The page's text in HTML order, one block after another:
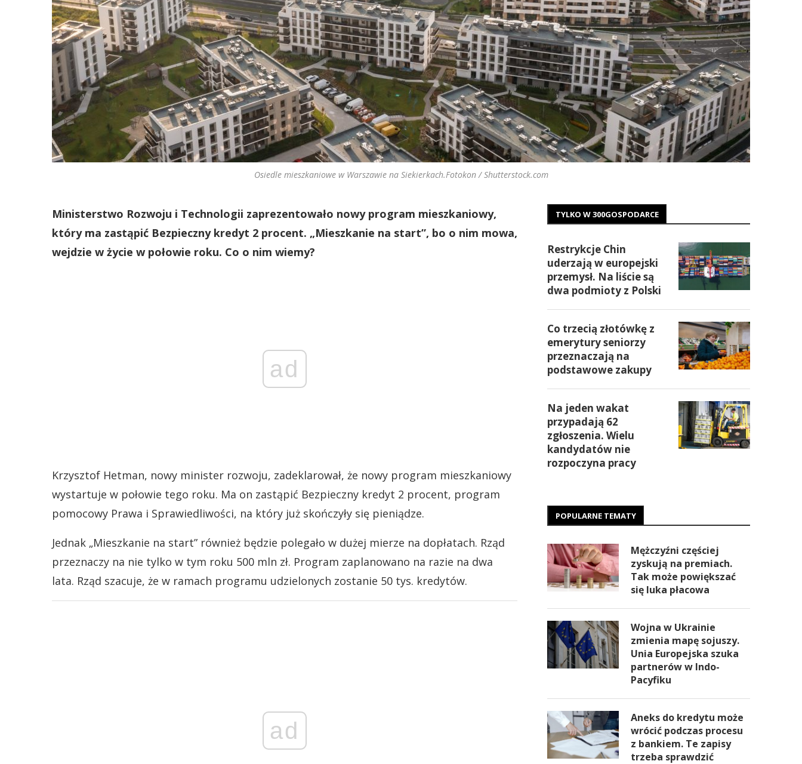
Osiedle mieszkaniowe w Warszawie na Siekierkach.Fotokon / Shutterstock.com
Ministerstwo Rozwoju i Technologii zaprezentowało nowy program mieszkaniowy,
który ma zastąpić Bezpieczny kredyt 2 procent. „Mieszkanie na start”, bo o nim mowa,
wejdzie w życie w połowie roku. Co o nim wiemy?
ad
Krzysztof Hetman, nowy minister rozwoju, zadeklarował, że nowy program mieszkaniowy
wystartuje w połowie tego roku. Ma on zastąpić Bezpieczny kredyt 2 procent, program
pomocowy Prawa i Sprawiedliwości, na który już skończyły się pieniądze.
Jednak „Mieszkanie na start” również będzie polegało w dużej mierze na dopłatach. Rząd
przeznaczy na nie tylko w tym roku 500 mln zł. Program zaplanowano na razie na dwa
lata. Rząd szacuje, że w ramach programu udzielonych zostanie 50 tys. kredytów.
ad
TYLKO W 300GOSPODARCE
Restrykcje Chin
uderzają w europejski
przemysł. Na liście są
dwa podmioty z Polski
Co trzecią złotówkę z
emerytury seniorzy
przeznaczają na
podstawowe zakupy
Na jeden wakat
przypadają 62
zgłoszenia. Wielu
kandydatów nie
rozpoczyna pracy
POPULARNE TEMATY
Mężczyźni częściej
zyskują na premiach.
Tak może powiększać
się luka płacowa
Wojna w Ukrainie
zmienia mapę sojuszy.
Unia Europejska szuka
partnerów w Indo-
Pacyfiku
Aneks do kredytu może
wrócić podczas procesu
z bankiem. Te zapisy
trzeba sprawdzić